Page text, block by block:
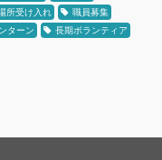
所受け入れ
職員募集
ターン
長期ボランティア